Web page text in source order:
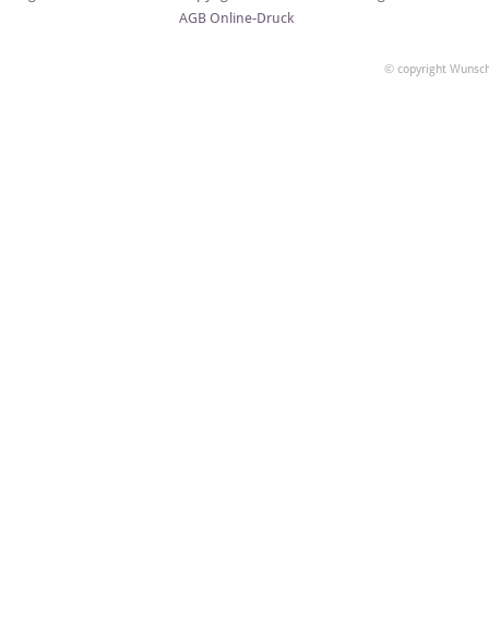
AGB Online-Druck
© copyright